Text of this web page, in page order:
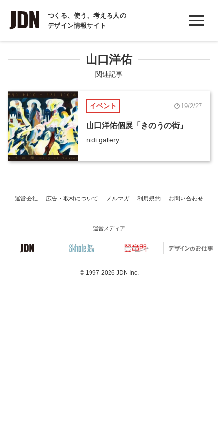
つくる、使う、考える人の
デザイン情報サイト
INTERVIEW
インタビュー
COLUMN
コラム
山口洋佑
関連記事
イベント 19/2/27
山口洋佑個展「きのうの街」
nidi gallery
運営会社 広告・取材について メルマガ 利用規約 お問い合わせ
運営メディア
© 1997-2026 JDN Inc.